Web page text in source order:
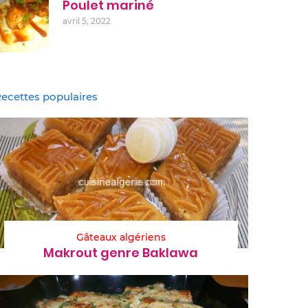
Poulet mariné
avril 5, 2022
populaires
Gâteaux algériens
Makrout genre Baklawa